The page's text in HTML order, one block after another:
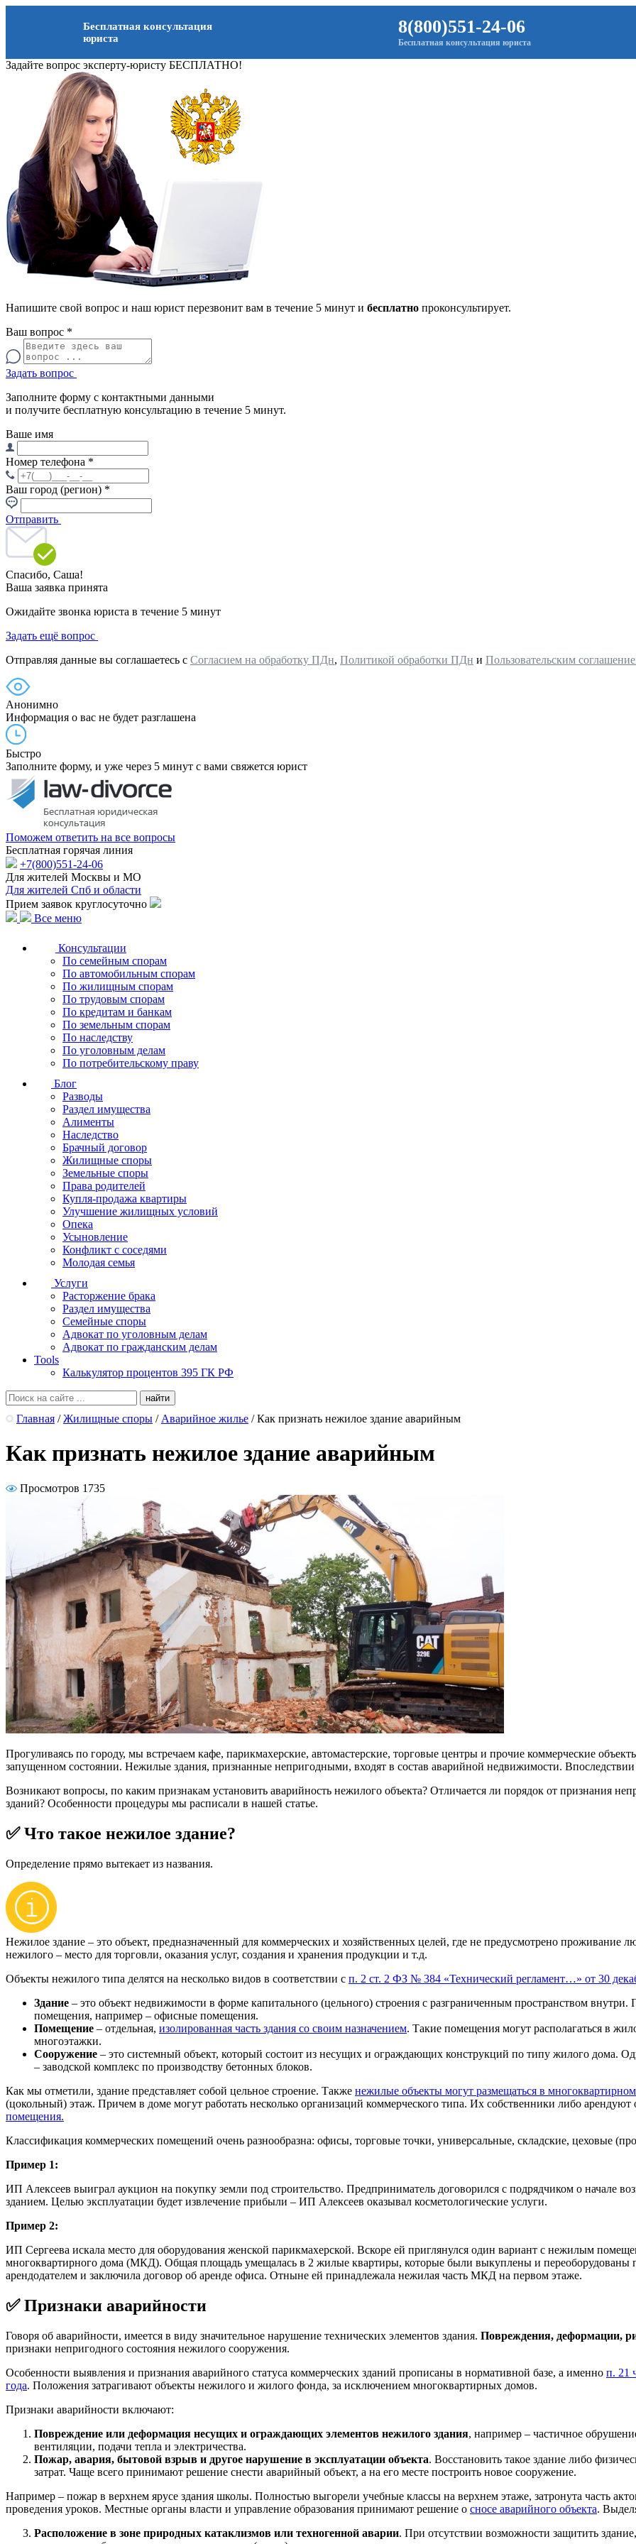
Бесплатная консультация
юриста
8(800)551-24-06
Бесплатная консультация юриста
Задайте вопрос эксперту-юристу БЕСПЛАТНО!
Напишите свой вопрос и наш юрист перезвонит вам в течение 5 минут и бесплатно проконсультирует.
Ваш вопрос *
Задать вопрос
Заполните форму с контактными данными
и получите бесплатную консультацию в течение 5 минут.
Ваше имя
Номер телефона *
Ваш город (регион) *
Отправить
Спасибо, Саша!
Ваша заявка принята
Ожидайте звонка юриста в течение 5 минут
Задать ещё вопрос
Отправляя данные вы соглашаетесь с Согласием на обработку ПДн, Политикой обработки ПДн и Пользовательским
Анонимно
Информация о вас не будет разглашена
Быстро
Заполните форму, и уже через 5 минут с вами свяжется юрист
Поможем ответить на все вопросы
Бесплатная горячая линия
+7(800)551-24-06
Для жителей Москвы и МО
Для жителей Спб и области
Прием заявок круглосуточно
Все меню
Консультации
По семейным спорам
По автомобильным спорам
По жилищным спорам
По трудовым спорам
По кредитам и банкам
По земельным спорам
По наследству
По уголовным делам
По потребительскому праву
Блог
Разводы
Раздел имущества
Алименты
Наследство
Брачный договор
Жилищные споры
Земельные споры
Права родителей
Купля-продажа квартиры
Улучшение жилищных условий
Опека
Усыновление
Конфликт с соседями
Молодая семья
Услуги
Расторжение брака
Раздел имущества
Семейные споры
Адвокат по уголовным делам
Адвокат по гражданским делам
Tools
Калькулятор процентов 395 ГК РФ
Главная / Жилищные споры / Аварийное жилье / Как признать нежилое здание аварийным
Как признать нежилое здание аварийным
Просмотров 1735
Прогуливаясь по городу, мы встречаем кафе, парикмахерские, автомастерские, торговые центры и прочие коммерческие
запущенном состоянии. Нежилые здания, признанные непригодными, входят в состав аварийной недвижимости.
Возникают вопросы, по каким признакам установить аварийность нежилого объекта? Отличается ли порядок от признания
зданий? Особенности процедуры мы расписали в нашей статье.
✅ Что такое нежилое здание?
Определение прямо вытекает из названия.
Нежилое здание – это объект, предназначенный для коммерческих и хозяйственных целей, где не предусмотрено проживание
нежилого – место для торговли, оказания услуг, создания и хранения продукции и т.д.
Объекты нежилого типа делятся на несколько видов в соответствии с п. 2 ст. 2 ФЗ № 384 «Технический регламент…» от 30
Здание – это объект недвижимости в форме капитального (цельного) строения с разграниченным пространством
помещения, например – офисные помещения.
Помещение – отдельная, изолированная часть здания со своим назначением. Такие помещения могут располагаться в
многоэтажки.
Сооружение – это системный объект, который состоит из несущих и ограждающих конструкций по типу жилого дома.
– заводской комплекс по производству бетонных блоков.
Как мы отметили, здание представляет собой цельное строение. Также нежилые объекты могут размещаться в
(цокольный) этаж. Причем в доме могут работать несколько организаций коммерческого типа. Их собственники либо
помещения.
Классификация коммерческих помещений очень разнообразна: офисы, торговые точки, универсальные, складские, цеховые
Пример 1:
ИП Алексеев выиграл аукцион на покупку земли под строительство. Предприниматель договорился с подрядчиком о начале
зданием. Целью эксплуатации будет извлечение прибыли – ИП Алексеев оказывал косметологические услуги.
Пример 2:
ИП Сергеева искала место для оборудования женской парикмахерской. Вскоре ей приглянулся один вариант с нежилым
многоквартирного дома (МКД). Общая площадь умещалась в 2 жилые квартиры, которые были выкуплены и переоборудованы
арендодателем и заключила договор об аренде офиса. Отныне ей принадлежала нежилая часть МКД на первом этаже.
✅ Признаки аварийности
Говоря об аварийности, имеется в виду значительное нарушение технических элементов здания. Повреждения, деформации,
признаки непригодного состояния нежилого сооружения.
Особенности выявления и признания аварийного статуса коммерческих зданий прописаны в нормативной базе, а именно п. 21
года. Положения затрагивают объекты нежилого и жилого фонда, за исключением многоквартирных домов.
Признаки аварийности включают:
Повреждение или деформация несущих и ограждающих элементов нежилого здания, например – частичное
вентиляции, подачи тепла и электричества.
Пожар, авария, бытовой взрыв и другое нарушение в эксплуатации объекта. Восстановить такое здание либо
затрат. Чаще всего принимают решение снести аварийный объект, а на его месте построить новое сооружение.
Например – пожар в верхнем ярусе здания школы. Полностью выгорели учебные классы на верхнем этаже, затронута часть
проведения уроков. Местные органы власти и управление образования принимают решение о сносе аварийного объекта.
Расположение в зоне природных катаклизмов или техногенной аварии. При отсутствии возможности защитить